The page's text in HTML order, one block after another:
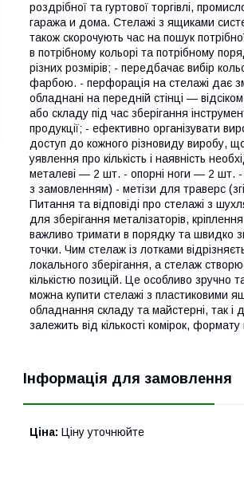
роздрібної та гуртової торгівлі,
гаража и дома. Стелажі з ящиками
також скорочують час на пошук
в потрібному кольорі та потрібному
різних розмірів; - передбачає вибір
фарбою. - перфорація на стелажі дає
обладнані на передній стінці —
або складу під час зберігання
продукції; - ефективно організувати
доступ до кожного різновиду виробу,
уявлення про кількість і наявність
металеві — 2 шт. - опорні ноги — 2 шт. -
з замовленням) - метізи для траверс
Питання та відповіді про стелажі з
для зберігання металізаторів,
важливо тримати в порядку та швидко
точки. Чим стелаж із лотками
локального зберігання, а стелаж
кількістю позицій. Це особливо
можна купити стелажі з пластиковими
обладнання складу та майстерні, так і
залежить від кількості комірок,
Інформація для замовлення
Ціна: Ціну уточнюйте